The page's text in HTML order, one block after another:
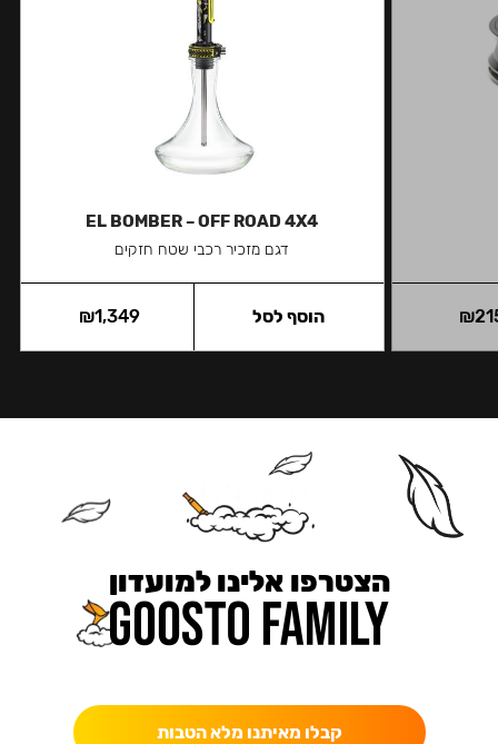
₪
EL BOMBER – OFF ROAD 4X4
דגם מזכיר רכבי שטח חזקים
₪1,349 הוסף לסל
הצטרפו אלינו למועדון
קבלו מאיתנו מלא הטבות